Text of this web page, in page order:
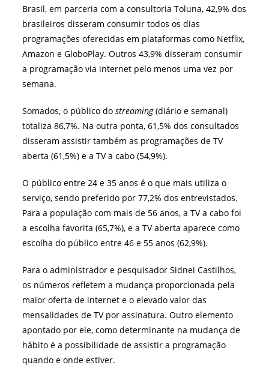
Brasil, em parceria com a consultoria Toluna, 42,9% dos
brasileiros disseram consumir todos os dias
programações oferecidas em plataformas como Netflix,
Amazon e GloboPlay. Outros 43,9% disseram consumir
a programação via internet pelo menos uma vez por
semana.
Somados, o público dostreaming(diário e semanal)
totaliza 86,7%. Na outra ponta, 61,5% dos consultados
disseram assistir também as programações de TV
aberta (61,5%) e a TV a cabo (54,9%).
O público entre 24 e 35 anos é o que mais utiliza o
serviço, sendo preferido por 77,2% dos entrevistados.
Para a população com mais de 56 anos, a TV a cabo foi
a escolha favorita (65,7%), e a TV aberta aparece como
escolha do público entre 46 e 55 anos (62,9%).
Para o administrador e pesquisador Sidnei Castilhos,
os números refletem a mudança proporcionada pela
maior oferta de internet e o elevado valor das
mensalidades de TV por assinatura. Outro elemento
apontado por ele, como determinante na mudança de
hábito é a possibilidade de assistir a programação
quando e onde estiver.